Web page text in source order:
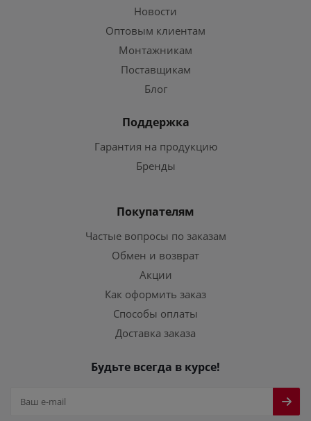
Новости
Оптовым клиентам
Монтажникам
Поставщикам
Блог
Поддержка
Гарантия на продукцию
Бренды
Покупателям
Частые вопросы по заказам
Обмен и возврат
Акции
Как оформить заказ
Способы оплаты
Доставка заказа
Будьте всегда в курсе!